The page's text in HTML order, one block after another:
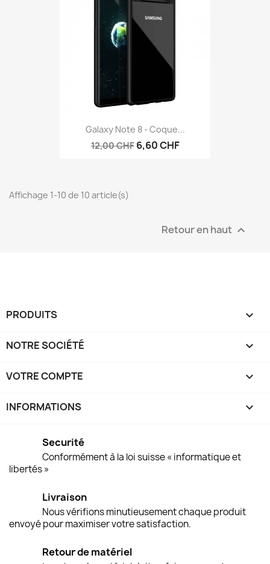
Galaxy Note 8 - Coque...
12,00 CHF 6,60 CHF
Affichage 1-10 de 10 article(s)
Retour en haut 
PRODUITS 
NOTRE SOCIÉTÉ 
VOTRE COMPTE 
INFORMATIONS keyboard_arrow_down
Securité
Conformément à la loi suisse « informatique et
libertés »
Livraison
Nous vérifions minutieusement chaque produit
envoyé pour maximiser votre satisfaction.
Retour de matériel